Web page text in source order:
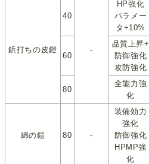
鋲打ちの皮鎧
40
-
HP強化
パラメー
タ+10%
60
品質上昇+
防御強化
攻防強化
80
全能力強
化
綿の鎧 80 -
装備効力
強化
防御強化
HPMP強
化